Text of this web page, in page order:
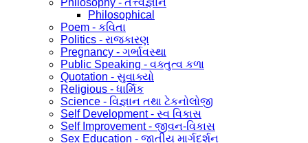
Philosophical
Poem - કવિતા
Politics - રાજકારણ
Pregnancy - ગર્ભાવસ્થા
Public Speaking - વક્તુત્વ કળા
Quotation - સુવાક્યો
Religious - ધાર્મિક
Science - વિજ્ઞાન તથા ટેકનોલોજી
Self Development - સ્વ વિકાસ
Self Improvement - જીવન-વિકાસ
Sex Education - જાતીય માર્ગદર્શન